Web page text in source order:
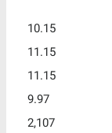
10.15
11.15
11.15
9.97
2,107